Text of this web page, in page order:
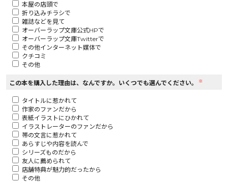
本屋の店頭で
折り込みチラシで
雑誌などを見て
オーバーラップ文庫公式HPで
オーバーラップ文庫Twitterで
その他インターネット媒体で
クチコミ
その他
この本を購入した理由は、なんですか。いくつでも選んでください。 ※
タイトルに惹かれて
作家のファンだから
表紙イラストにひかれて
イラストレーターのファンだから
帯の文言に惹かれて
あらすじや内容を読んで
シリーズものだから
友人に薦められて
店舗特典が魅力的だったから
その他